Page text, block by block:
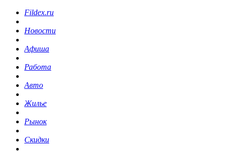
Fildex.ru
Новости
Афиша
Работа
Авто
Жилье
Рынок
Скидки